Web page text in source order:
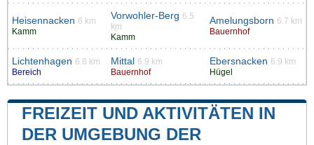
Heisennacken 6 km
Kamm
Vorwohler-Berg 6.5
km
Kamm
Amelungsborn 6.7 km
Bauernhof
Lichtenhagen 6.8 km
Bereich
Mittal
6.9 km
Bauernhof
Ebersnacken 6.9 km
Hügel
FREIZEIT UND AKTIVITÄTEN IN
DER UMGEBUNG DER